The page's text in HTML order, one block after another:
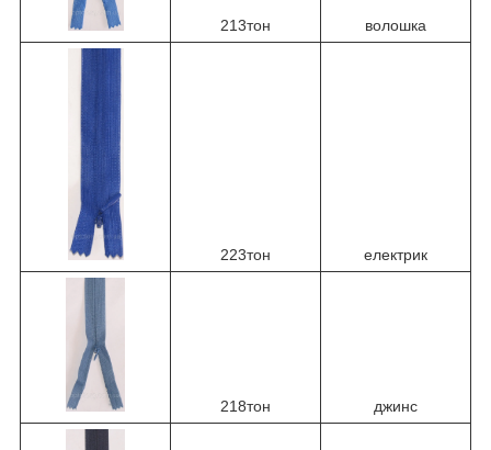
213тон волошка
223тон електрик
218тон джинс